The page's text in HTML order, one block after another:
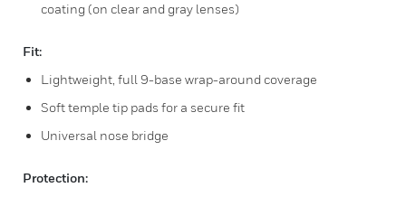
coating (on clear and gray lenses)
Fit:
Lightweight, full 9-base wrap-around coverage
Soft temple tip pads for a secure fit
Universal nose bridge
Protection: